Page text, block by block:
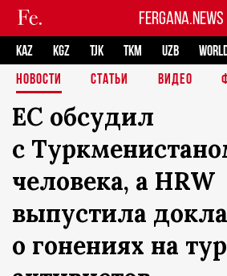
FERGANA.NEWS
KAZ KGZ TJK TKM UZB
НОВОСТИ
СТАТЬИ ВИДЕО
ЕС обсудил
с
человека, а HRW
выпустила
о гонениях на